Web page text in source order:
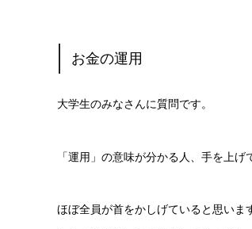
お金の運用
大学生のみなさんに質問です。
「運用」の意味が分かる人、手を上げ
ほぼ全員が首をかしげていると思いま